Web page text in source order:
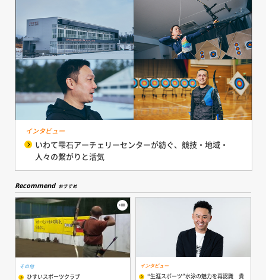
インタビュー
いわて雫石アーチェリーセンターが紡ぐ、競技・地域・
人々の繋がりと活気
Recommend おすすめ
その他
ひすいスポーツクラブ
インタビュー
“生涯スポーツ”水泳の魅力を再認識 貴